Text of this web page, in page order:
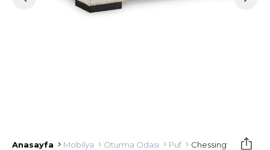
Anasayfa Mobilya Oturma Odası Puf Chessington Puf